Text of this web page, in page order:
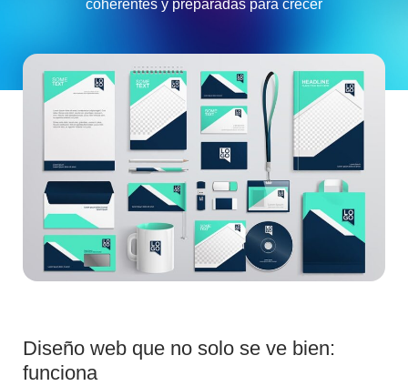
coherentes y preparadas para crecer
Diseño web que no solo se ve bien:
funciona